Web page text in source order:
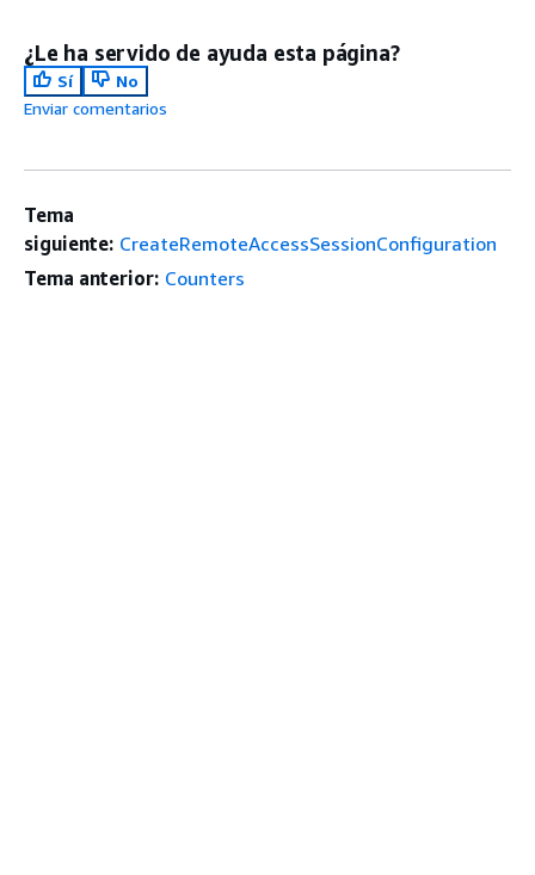
¿Le ha servido de ayuda esta página?
Sí
No
Enviar comentarios
Tema
siguiente: CreateRemoteAccessSessionConfiguration
Tema anterior: Counters